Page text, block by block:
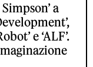
a
e ‘ALF’.